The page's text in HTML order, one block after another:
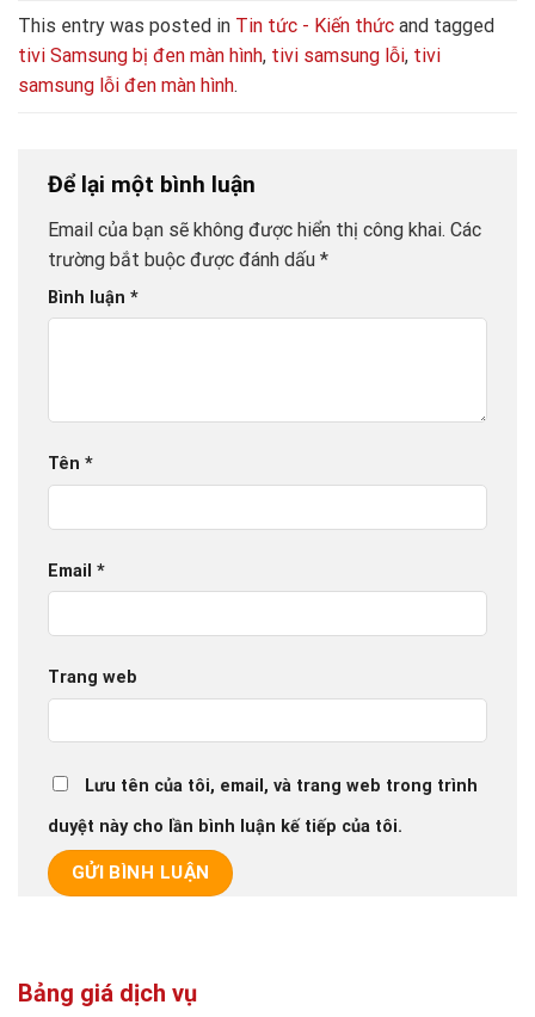
This entry was posted in Tin tức - Kiến thức and tagged
tivi Samsung bị đen màn hình, tivi samsung lỗi, tivi
samsung lỗi đen màn hình.
Để lại một bình luận
Email của bạn sẽ không được hiển thị công khai. Các
trường bắt buộc được đánh dấu *
Bình luận *
Tên *
Email *
Trang web
Lưu tên của tôi, email, và trang web trong trình
duyệt này cho lần bình luận kế tiếp của tôi.
Bảng giá dịch vụ